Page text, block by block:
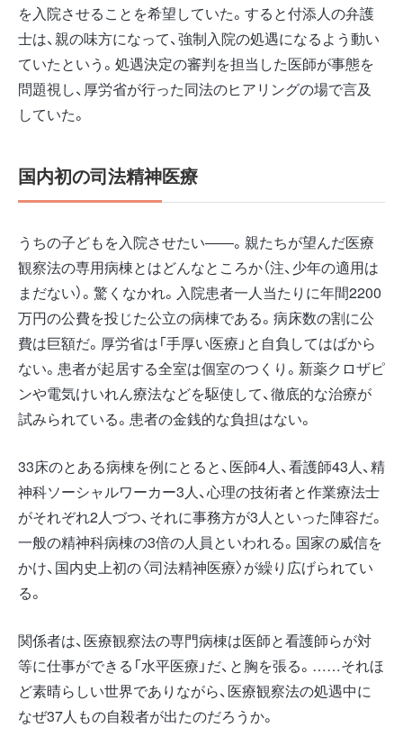
を入院させることを希望していた。すると付添人の弁護
士は、親の味方になって、強制入院の処遇になるよう動い
ていたという。処遇決定の審判を担当した医師が事態を
問題視し、厚労省が行った同法のヒアリングの場で言及
していた。
国内初の司法精神医療
うちの子どもを入院させたい――。親たちが望んだ医療
観察法の専用病棟とはどんなところか（注、少年の適用は
まだない）。驚くなかれ。入院患者一人当たりに年間2200
万円の公費を投じた公立の病棟である。病床数の割に公
費は巨額だ。厚労省は「手厚い医療」と自負してはばから
ない。患者が起居する全室は個室のつくり。新薬クロザピ
ンや電気けいれん療法などを駆使して、徹底的な治療が
試みられている。患者の金銭的な負担はない。
33床のとある病棟を例にとると、医師4人、看護師43人、精
神科ソーシャルワーカー3人、心理の技術者と作業療法士
がそれぞれ2人づつ、それに事務方が3人といった陣容だ。
一般の精神科病棟の3倍の人員といわれる。国家の威信を
かけ、国内史上初の〈司法精神医療〉が繰り広げられてい
る。
関係者は、医療観察法の専門病棟は医師と看護師らが対
等に仕事ができる「水平医療」だ、と胸を張る。……それほ
ど素晴らしい世界でありながら、医療観察法の処遇中に
なぜ37人もの自殺者が出たのだろうか。